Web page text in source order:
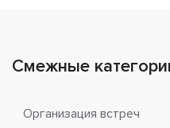
Смежные
Организация встреч